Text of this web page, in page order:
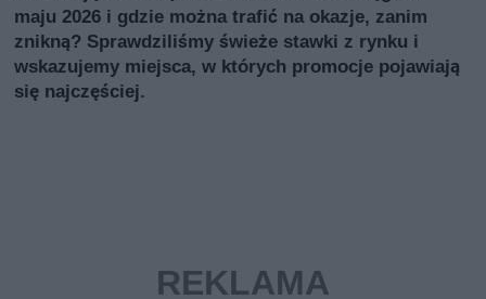
maju 2026 i gdzie można trafić na okazje, zanim
znikną? Sprawdziliśmy świeże stawki z rynku i
wskazujemy miejsca, w których promocje pojawiają
się najczęściej.